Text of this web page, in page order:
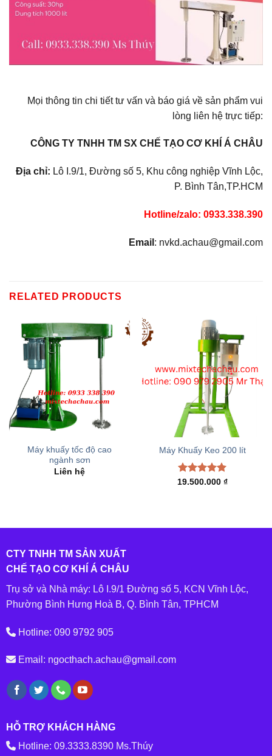
Mọi thông tin chi tiết tư vấn và báo giá về sản phẩm vui
lòng liên hệ trực tiếp:
CÔNG TY TNHH TM SX CHẾ TẠO CƠ KHÍ Á CHÂU
Địa chỉ: Lô I.9/1, Đường số 5, Khu công nghiệp Vĩnh Lộc,
P. Bình Tân,TP.HCM
Hotline/zalo: 0933.338.390
Email : nvkd.achau@gmail.com
RELATED PRODUCTS
Máy khuấy tốc độ cao
ngành sơn
Liên hệ
Máy Khuấy Keo 200 lít
Rated5.00
19.500.000 ₫
CTY TNHH TM SẢN XUẤT
CHẾ TẠO CƠ KHÍ Á CHÂU
Trụ sở và Nhà máy: Lô I.9/1 Đường số 5, KCN Vĩnh Lộc,
Phường Bình Hưng Hoà B, Q. Bình Tân, TPHCM
Hotline: 090 9792 905
Email: ngocthach.achau@gmail.com
HỖ TRỢ KHÁCH HÀNG
Hotline: 09.3333.8390 Ms.Thúy